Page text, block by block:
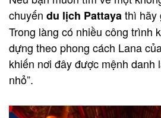
chuyến du lịch Pattayathì hãy
Trong làng có nhiều công trình
dựng theo phong cách Lana
khiến nơi đây được mệnh danh
nhỏ”.